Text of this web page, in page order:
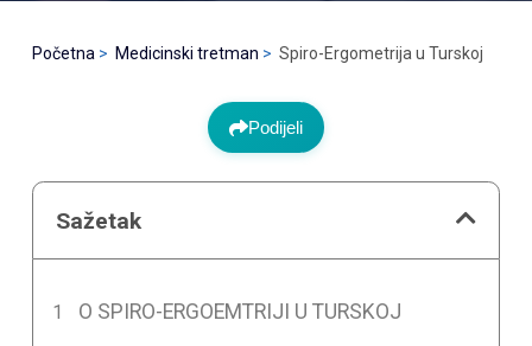
Početna Medicinski tretman Spiro-Ergometrija u Turskoj
Podijeli
Sažetak
O SPIRO-ERGOEMTRIJI U TURSKOJ